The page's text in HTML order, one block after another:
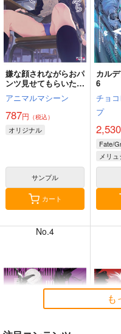
8月2日掲載
7月31日掲載
7月30日掲載
嫌な顔されながらおパ
ンツ見せてもらいたい
本14
アニマルマシーン
787円 （税込）
オリジナル
サンプル
カート
カル
6
チョ
プ
2,530
Fate/
メリ
No.4
も